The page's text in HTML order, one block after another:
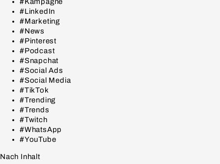
#Kampagne
#LinkedIn
#Marketing
#News
#Pinterest
#Podcast
#Snapchat
#Social Ads
#Social Media
#TikTok
#Trending
#Trends
#Twitch
#WhatsApp
#YouTube
Nach Inhalt